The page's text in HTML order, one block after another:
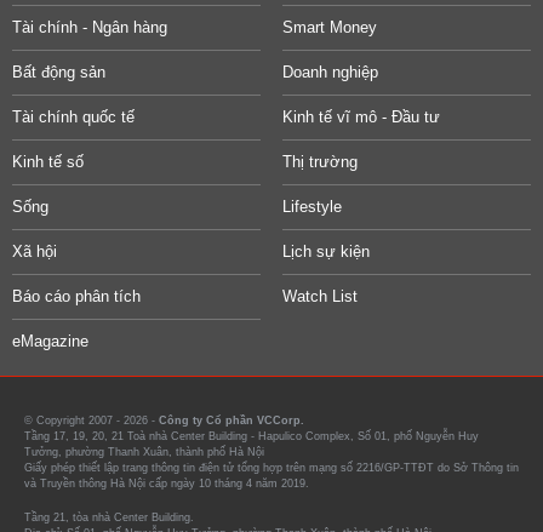
Tài chính - Ngân hàng Smart Money
Bất động sản Doanh nghiệp
Tài chính quốc tế Kinh tế vĩ mô - Đầu tư
Kinh tế số Thị trường
Sống Lifestyle
Xã hội Lịch sự kiện
Báo cáo phân tích Watch List
eMagazine
© Copyright 2007 - 2026 - Công ty Cổ phần VCCorp.
Tầng 17, 19, 20, 21 Toà nhà Center Building - Hapulico Complex, Số 01, phố Nguyễn Huy
Tưởng, phường Thanh Xuân, thành phố Hà Nội
Giấy phép thiết lập trang thông tin điện tử tổng hợp trên mạng số 2216/GP-TTĐT do Sở Thông tin
và Truyền thông Hà Nội cấp ngày 10 tháng 4 năm 2019.
Tầng 21, tòa nhà Center Building.